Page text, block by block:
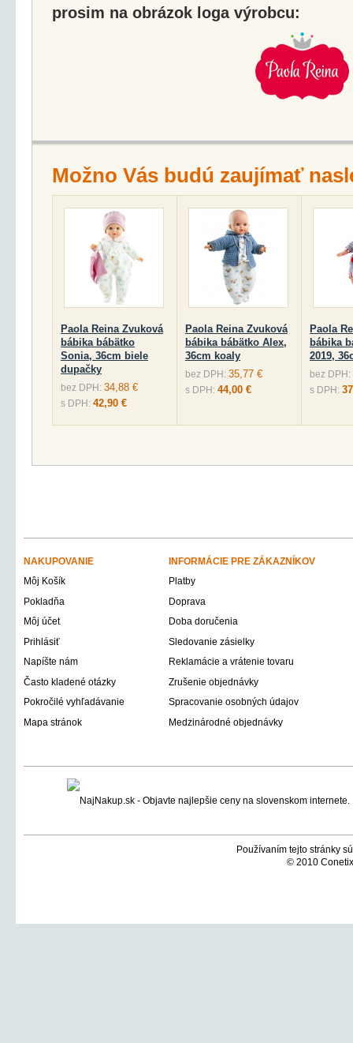
prosim na obrázok loga výrobcu:
Možno Vás budú zaujímať
Paola Reina Zvuková
bábika bábätko
Sonia, 36cm biele
dupačky
bez DPH: 34,88 €
s DPH: 42,90 €
Paola Reina Zvuková
bábika bábätko Alex,
36cm koaly
bez DPH: 35,77 €
s DPH: 44,00 €
Paola
bábika
2019,
bez DPH:
s DPH:
NAKUPOVANIE
INFORMÁCIE PRE ZÁKAZNÍKOV
Môj Košík
Platby
Pokladňa
Doprava
Môj účet
Doba doručenia
Prihlásiť
Sledovanie zásielky
Napíšte nám
Reklamácie a vrátenie tovaru
Často kladené otázky
Zrušenie objednávky
Pokročilé vyhľadávanie
Spracovanie osobných údajov
Mapa stránok
Medzinárodné objednávky
Používaním tejto stránky
© 2010